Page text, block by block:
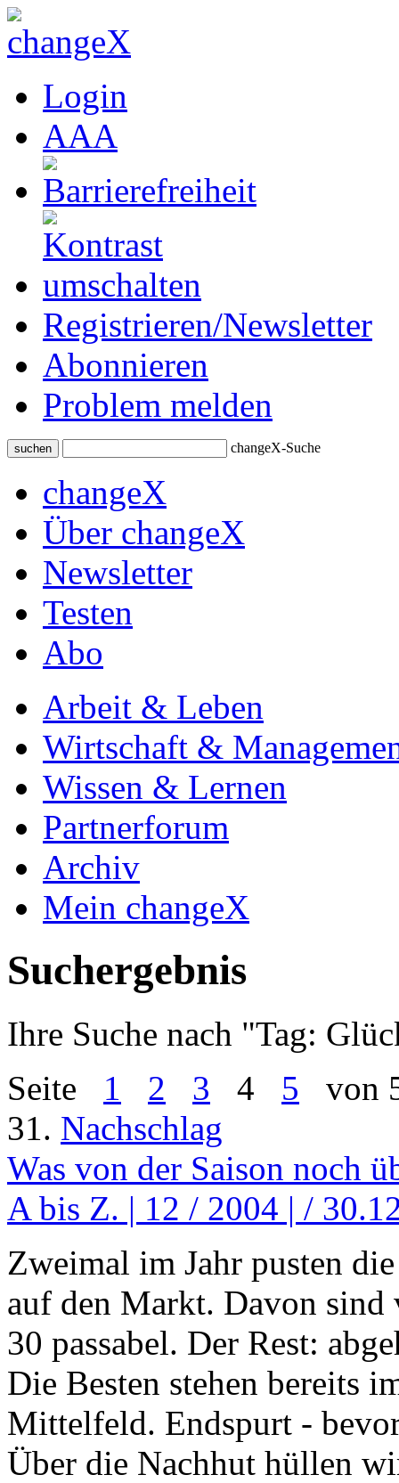
Login
AAA
Registrieren/Newsletter
Abonnieren
Problem melden
suchen changeX-Suche
changeX
Über changeX
Newsletter
Testen
Abo
Arbeit & Leben
Wirtschaft &
Wissen & Lernen
Partnerforum
Archiv
Mein changeX
Suchergebnis
Ihre Suche nach "Tag:
Seite 1 2 3 4 5 von
31. Nachschlag
Was von der Saison noch
A bis Z. | 12 / 2004 | /
Zweimal im Jahr pusten
auf den Markt. Davon
30 passabel. Der Rest:
Die Besten stehen bereits
Mittelfeld. Endspurt -
Über die Nachhut hüllen